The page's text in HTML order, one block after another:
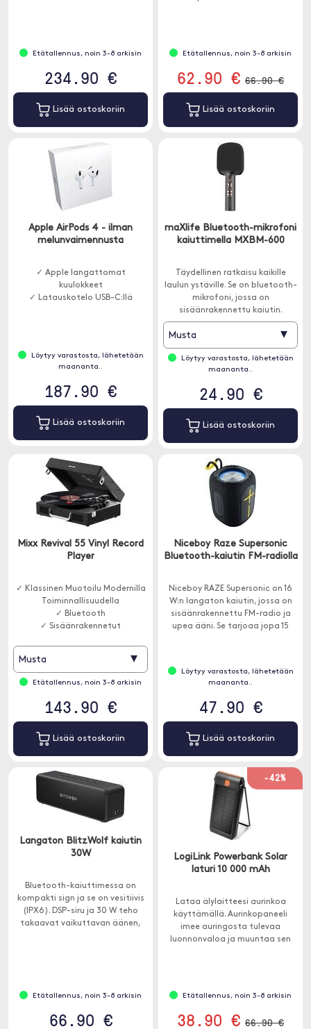
Etätallennus, noin 3-8 arkisin
234.90 €
Lisää ostoskoriin
Etätallennus, noin 3-8 arkisin
62.90 € 66.90 €
Lisää ostoskoriin
Apple AirPods 4 - ilman
melunvaimennusta
✓ Apple langattomat
kuulokkeet
✓ Latauskotelo USB-C:llä
Löytyy varastosta, lähetetään
maananta..
187.90 €
Lisää ostoskoriin
maXlife Bluetooth-mikrofoni
kaiuttimella MXBM-600
Täydellinen ratkaisu kaikille
laulun ystäville. Se on bluetooth-
mikrofoni, jossa on
sisäänrakennettu kaiutin.
Musta ▾
Löytyy varastosta, lähetetään
maananta..
24.90 €
Lisää ostoskoriin
Mixx Revival 55 Vinyl Record
Player
✓ Klassinen Muotoilu Modernilla
Toiminnallisuudella
✓ Bluetooth
✓ Sisäänrakennetut
Musta ▾
Etätallennus, noin 3-8 arkisin
143.90 €
Lisää ostoskoriin
Niceboy Raze Supersonic
Bluetooth-kaiutin FM-radiolla
Niceboy RAZE Supersonic on 16
W:n langaton kaiutin, jossa on
sisäänrakennettu FM-radio ja
upea ääni. Se tarjoaa jopa 15
Löytyy varastosta, lähetetään
maananta..
47.90 €
Lisää ostoskoriin
Langaton BlitzWolf kaiutin
30W
Bluetooth-kaiuttimessa on
kompakti sign ja se on vesitiivis
(IPX6). DSP-siru ja 30 W teho
takaavat vaikuttavan äänen,
Etätallennus, noin 3-8 arkisin
66.90 €
-42%
LogiLink Powerbank Solar
laturi 10 000 mAh
Lataa älylaitteesi aurinkoa
käyttämällä. Aurinkopaneeli
imee auringosta tulevaa
luonnonvaloa ja muuntaa sen
Etätallennus, noin 3-8 arkisin
38.90 € 66.90 €